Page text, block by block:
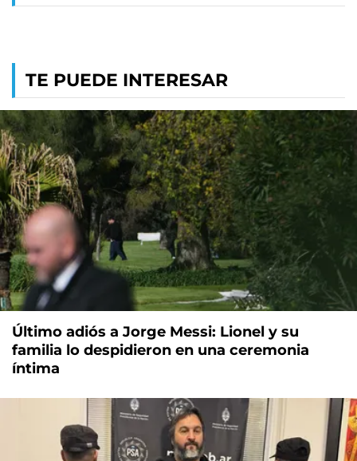
TE PUEDE INTERESAR
Último adiós a Jorge Messi: Lionel y su
familia lo despidieron en una ceremonia
íntima